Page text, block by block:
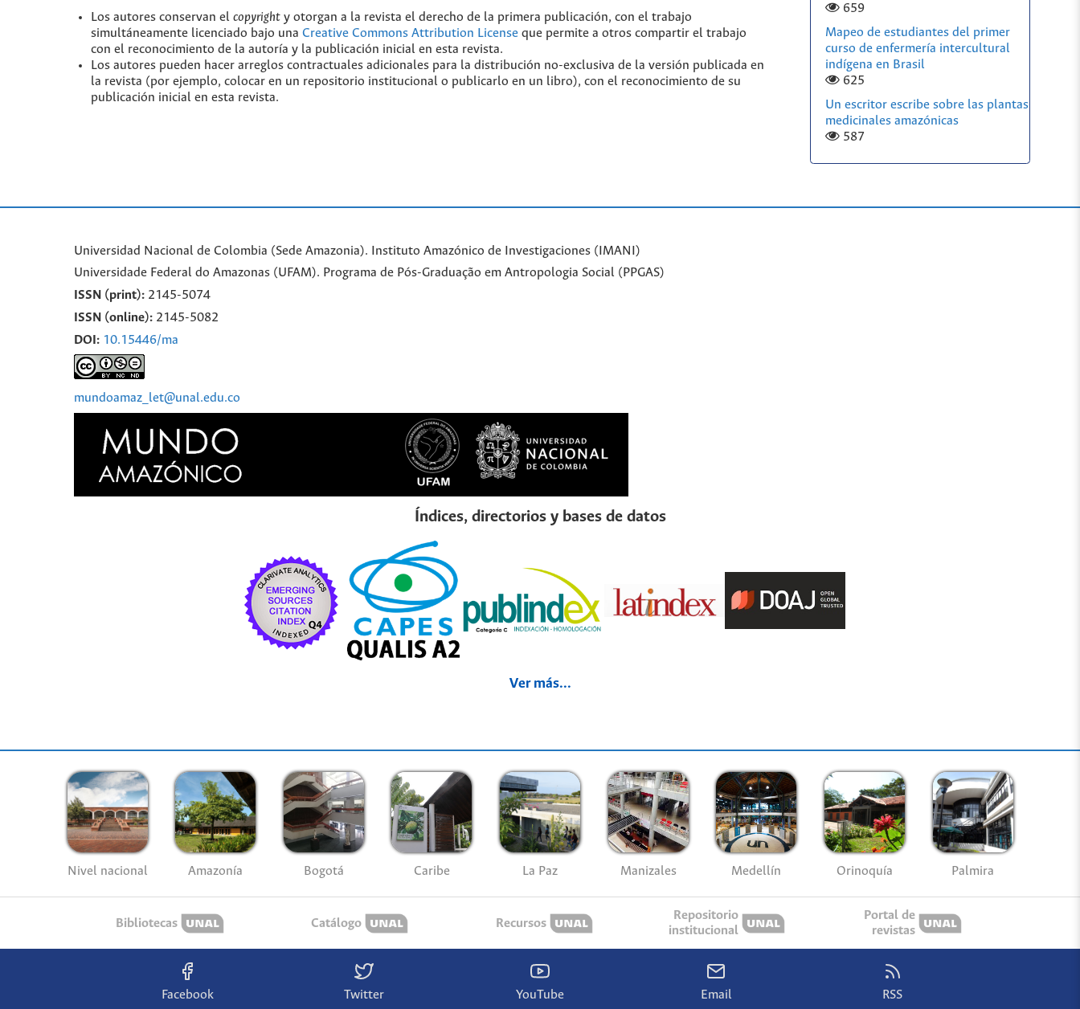
Los autores conservan el copyright y otorgan a la revista el derecho de la primera publicación, con el trabajo
simultáneamente licenciado bajo una Creative Commons Attribution License que permite a otros compartir el trabajo
con el reconocimiento de la autoría y la publicación inicial en esta revista.
Los autores pueden hacer arreglos contractuales adicionales para la distribución no-exclusiva de la versión publicada en
la revista (por ejemplo, colocar en un repositorio institucional o publicarlo en un libro), con el reconocimiento de su
publicación inicial en esta revista.
659
Mapeo de estudiantes del primer
curso de enfermería intercultural
indígena en Brasil
625
Un escritor escribe sobre las plantas
medicinales amazónicas
587
Universidad Nacional de Colombia (Sede Amazonia). Instituto Amazónico de Investigaciones (IMANI)
Universidade Federal do Amazonas (UFAM). Programa de Pós-Graduação em Antropologia Social (PPGAS)
ISSN (print): 2145-5074
ISSN (online): 2145-5082
DOI: 10.15446/ma
mundoamaz_let@unal.edu.co
Índices, directorios y bases de datos
Ver más...
Nivel nacional Amazonía Bogotá Caribe La Paz Manizales Medellín Orinoquía Palmira
Bibliotecas Catálogo Recursos
Repositorio
institucional
Portal de
revistas
Facebook Twitter YouTube Email RSS